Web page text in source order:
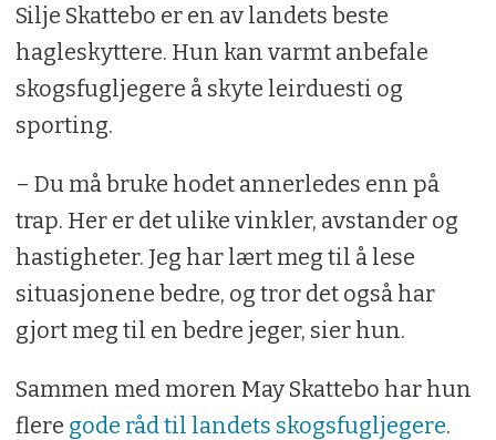
Silje Skattebo er en av landets beste
hagleskyttere. Hun kan varmt anbefale
skogsfugljegere å skyte leirduesti og
sporting.
– Du må bruke hodet annerledes enn på
trap. Her er det ulike vinkler, avstander og
hastigheter. Jeg har lært meg til å lese
situasjonene bedre, og tror det også har
gjort meg til en bedre jeger, sier hun.
Sammen med moren May Skattebo har hun
flere gode råd til landets skogsfugljegere.